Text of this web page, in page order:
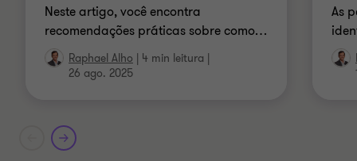
Neste artigo, você encontra
recomendações práticas sobre como…
Raphael Alho 4 min leitura
26 ago. 2025
As